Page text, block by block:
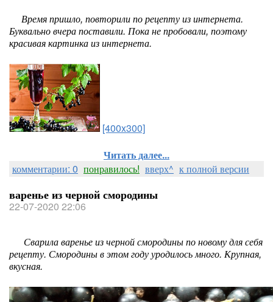
Время пришло, повторили по рецепту из интернета.
Буквально вчера поставили. Пока не пробовали, поэтому
красивая картинка из интернета.
[400x300]
Читать далее...
комментарии: 0 понравилось! вверх^ к полной версии
варенье из черной смородины
22-07-2020 22:06
Сварила варенье из черной смородины по новому для себя
рецепту. Смородины в этом году уродилось много. Крупная,
вкусная.